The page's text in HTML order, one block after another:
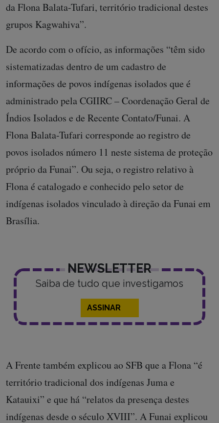
da Flona Balata-Tufari, território tradicional destes
grupos Kagwahiva”.
De acordo com o ofício, as informações “têm sido
sistematizadas dentro de um cadastro de
informações de povos indígenas isolados que é
administrado pela CGIIRC – Coordenação Geral de
Índios Isolados e de Recente Contato/Funai. A
Flona Balata-Tufari corresponde ao registro de
povos isolados número 11 neste sistema de proteção
próprio da Funai”. Ou seja, o registro relativo à
Flona é catalogado e conhecido pelo setor de
indígenas isolados vinculado à direção da Funai em
Brasília.
NEWSLETTER
Saiba de tudo que investigamos
ASSINAR
A Frente também explicou ao SFB que a Flona “é
território tradicional dos indígenas Juma e
Katauixi” e que há “relatos da presença destes
indígenas desde o século XVIII”. A Funai explicou